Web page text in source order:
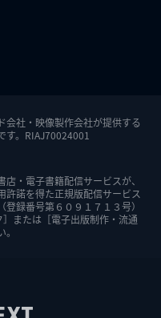
会社・映像製作会社が提供する
す。RIAJ70024001
・電子書籍配信サービスが、
許諾を得た正規版配信サービス
録番号第６０９１７１３号）
または［電子出版制作・流通